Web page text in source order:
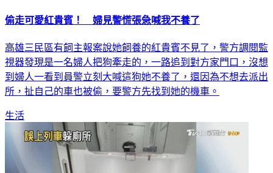
偷走可愛紅貴賓！ 婦見警慌張急喊我不養了
高雄三民區有飼主報案說她飼養的紅貴賓不見了，警方調閱監
視器發現是一名婦人把狗牽走的，一路追到對方家門口，沒想
到婦人一看到員警立刻大喊這狗她不養了，還因為不想去派出
所，扯自己的車也被偷，要警方先找到她的機車。
生活